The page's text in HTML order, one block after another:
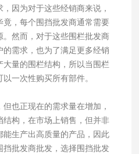
因为对于这些经销商来说，
，每个围挡批发商通常需要
然而，对于这些围栏批发商
需求，也为了满足更多经销
量的围栏结构，所以当围栏
一次性购买所有部件。
也正现在的需求量在增加，
构，在市场上销售，但并非
生产出高质量的产品，因此
批发商批发，选择围挡批发